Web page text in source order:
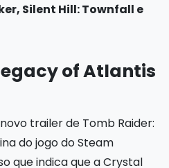
Silent Hill: Townfall e
of Atlantis
trailer de Tomb Raider:
do jogo do Steam
que indica que a Crystal